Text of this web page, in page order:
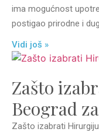
ima mogućnost
postigao prirodne i
Vidi još »
Zašto
Beograd
Zašto izabrati